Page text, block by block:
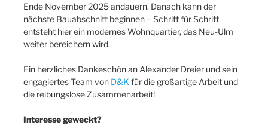
Ende November 2025 andauern. Danach kann der
nächste Bauabschnitt beginnen – Schritt für Schritt
entsteht hier ein modernes Wohnquartier, das Neu-Ulm
weiter bereichern wird.
Ein herzliches Dankeschön an Alexander Dreier und sein
engagiertes Team von D&K für die großartige Arbeit und
die reibungslose Zusammenarbeit!
Interesse geweckt?